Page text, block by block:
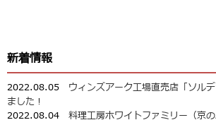
新着情報
2022.08.05 ウィンズアーク工場直売店「ソル
ました！
2022.08.04 料理工房ホワイトファミリー（京